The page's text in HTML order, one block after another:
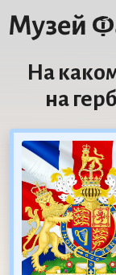
На
на